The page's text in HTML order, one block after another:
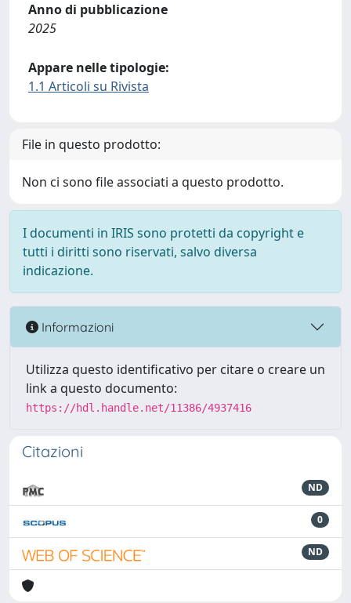
Anno di pubblicazione
2025
Appare nelle tipologie:
1.1 Articoli su Rivista
File in questo prodotto:
Non ci sono file associati a questo prodotto.
I documenti in IRIS sono protetti da copyright e
tutti i diritti sono riservati, salvo diversa
indicazione.
Informazioni
Utilizza questo identificativo per citare o creare un
link a questo documento:
https://hdl.handle.net/11386/4937416
Citazioni
ND
0
ND